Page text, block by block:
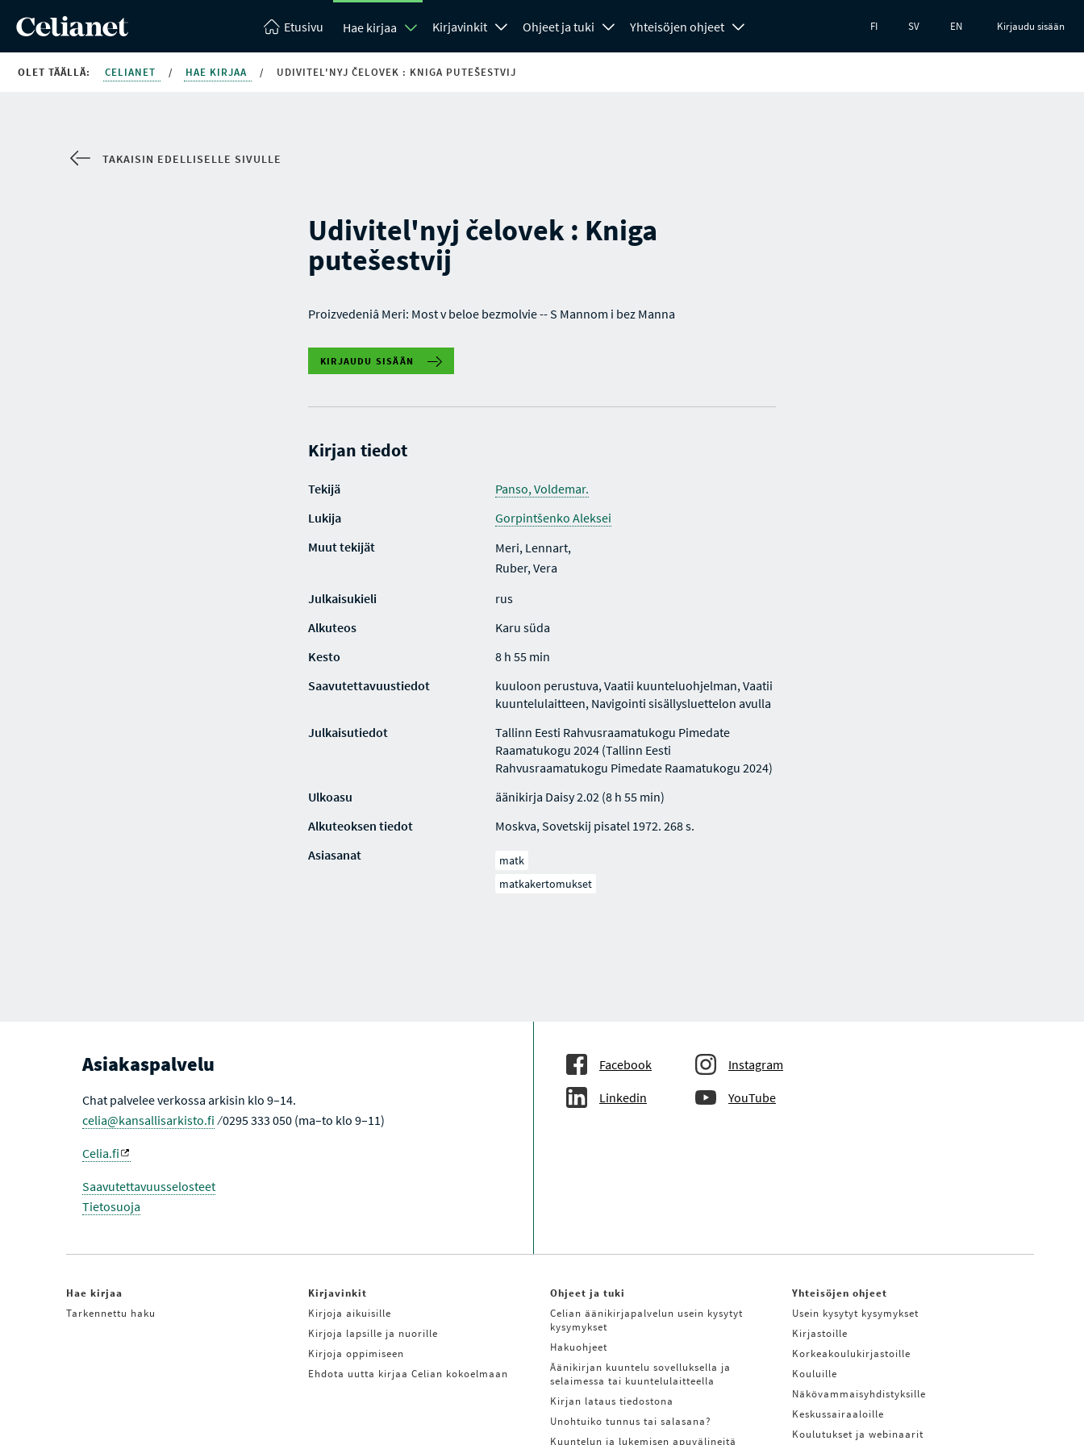
Etusivu Hae kirjaa Kirjavinkit Ohjeet ja tuki Yhteisöjen ohjeet FI SV EN Kirjaudu sisään
OLET TÄÄLLÄ: CELIANET / HAE KIRJAA / UDIVITEL'NYJ ČELOVEK : KNIGA PUTEŠESTVIJ
TAKAISIN EDELLISELLE SIVULLE
Udivitel'nyj čelovek : Kniga
putešestvij
Proizvedeniâ Meri: Most v beloe bezmolvie -- S Mannom i bez Manna
KIRJAUDU SISÄÄN
Kirjan tiedot
Tekijä
Panso, Voldemar.
Lukija
Gorpintšenko Aleksei
Muut tekijät
Meri, Lennart,
Ruber, Vera
Julkaisukieli
rus
Alkuteos
Karu süda
Kesto
8 h 55 min
Saavutettavuustiedot
kuuloon perustuva, Vaatii kuunteluohjelman, Vaatii
kuuntelulaitteen, Navigointi sisällysluettelon avulla
Julkaisutiedot
Tallinn Eesti Rahvusraamatukogu Pimedate
Raamatukogu 2024 (Tallinn Eesti
Rahvusraamatukogu Pimedate Raamatukogu 2024)
Ulkoasu
äänikirja Daisy 2.02 (8 h 55 min)
Alkuteoksen tiedot
Moskva, Sovetskij pisatel 1972. 268 s.
Asiasanat
matk
matkakertomukset
Asiakaspalvelu
Chat palvelee verkossa arkisin klo 9–14.
celia@kansallisarkisto.fi ⁄ 0295 333 050 (ma–to klo 9–11)
Celia.fi
Saavutettavuusselosteet
Tietosuoja
Facebook Instagram
Linkedin YouTube
Hae kirjaa
Tarkennettu haku
Kirjavinkit
Kirjoja aikuisille
Kirjoja lapsille ja nuorille
Kirjoja oppimiseen
Ehdota uutta kirjaa Celian kokoelmaan
Ohjeet ja tuki
Celian äänikirjapalvelun usein kysytyt
kysymykset
Hakuohjeet
Äänikirjan kuuntelu sovelluksella ja
selaimessa tai kuuntelulaitteella
Kirjan lataus tiedostona
Unohtuiko tunnus tai salasana?
Kuuntelun ja lukemisen apuvälineitä
Yhteisöjen ohjeet
Usein kysytyt kysymykset
Kirjastoille
Korkeakoulukirjastoille
Kouluille
Näkövammaisyhdistyksille
Keskussairaaloille
Koulutukset ja webinaarit